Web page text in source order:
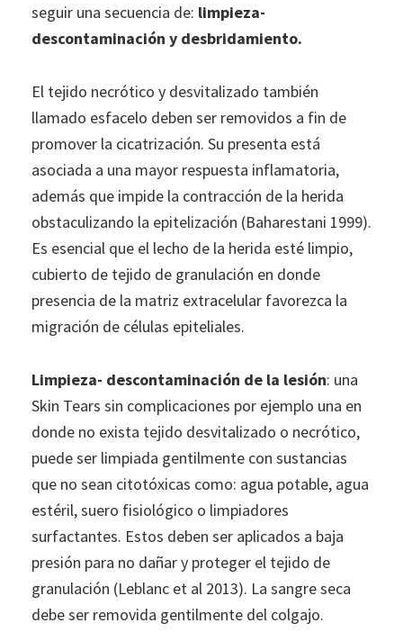
seguir una secuencia de: limpieza-
descontaminación y desbridamiento.
El tejido necrótico y desvitalizado también
llamado esfacelo deben ser removidos a fin de
promover la cicatrización. Su presenta está
asociada a una mayor respuesta inflamatoria,
además que impide la contracción de la herida
obstaculizando la epitelización (Baharestani 1999).
Es esencial que el lecho de la herida esté limpio,
cubierto de tejido de granulación en donde
presencia de la matriz extracelular favorezca la
migración de células epiteliales.
Limpieza- descontaminación de la lesión: una
Skin Tears sin complicaciones por ejemplo una en
donde no exista tejido desvitalizado o necrótico,
puede ser limpiada gentilmente con sustancias
que no sean citotóxicas como: agua potable, agua
estéril, suero fisiológico o limpiadores
surfactantes. Estos deben ser aplicados a baja
presión para no dañar y proteger el tejido de
granulación (Leblanc et al 2013). La sangre seca
debe ser removida gentilmente del colgajo.